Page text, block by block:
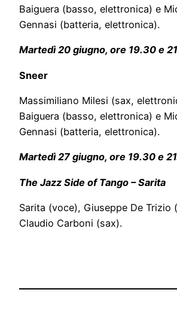
Baiguera (basso, elettronica) e
Gennasi (batteria, elettronica).
Martedì 20 giugno, ore 19.30 e
Sneer
Massimiliano Milesi (sax,
Baiguera (basso, elettronica) e
Gennasi (batteria, elettronica).
Martedì 27 giugno, ore 19.30 e
The Jazz Side of Tango – Sarita
Sarita (voce), Giuseppe De Trizio
Claudio Carboni (sax).